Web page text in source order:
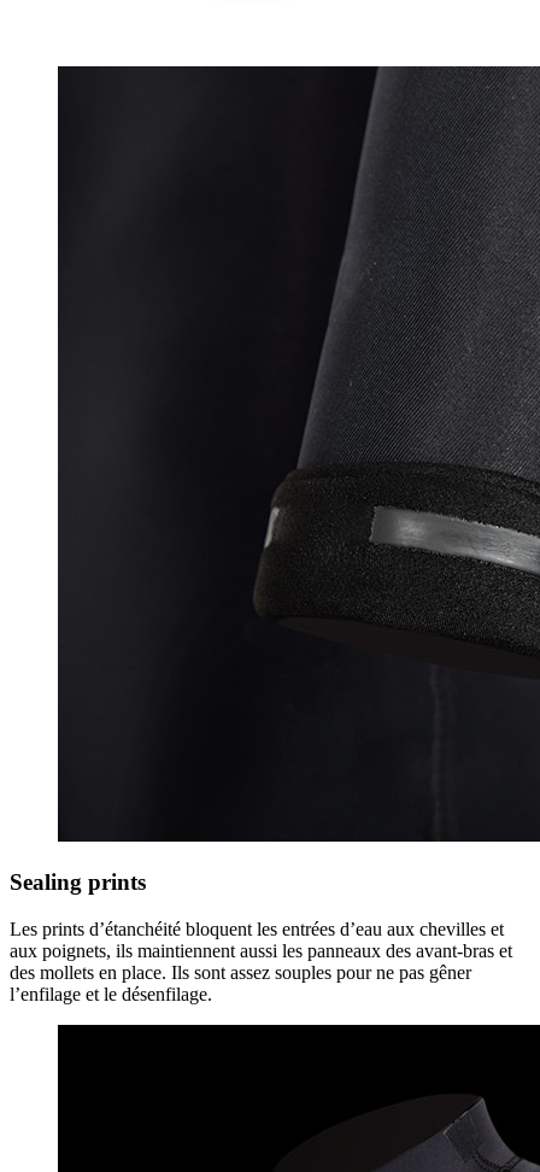
Sealing prints
Les prints d’étanchéité bloquent les entrées d’eau aux chevilles et
aux poignets, ils maintiennent aussi les panneaux des avant-bras et
des mollets en place. Ils sont assez souples pour ne pas gêner
l’enfilage et le désenfilage.